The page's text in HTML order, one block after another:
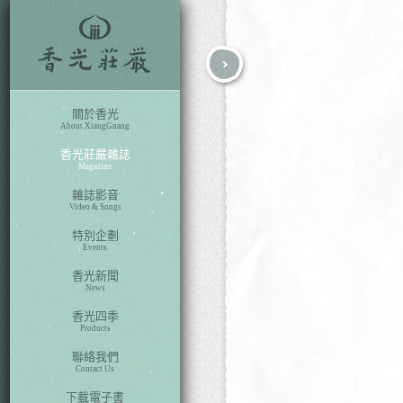
關於香光
About XiangGuang
香光莊嚴雜誌
Magazine
雜誌影音
Video & Songs
特別企劃
Events
香光新聞
News
香光四季
Products
聯絡我們
Contact Us
下載電子書